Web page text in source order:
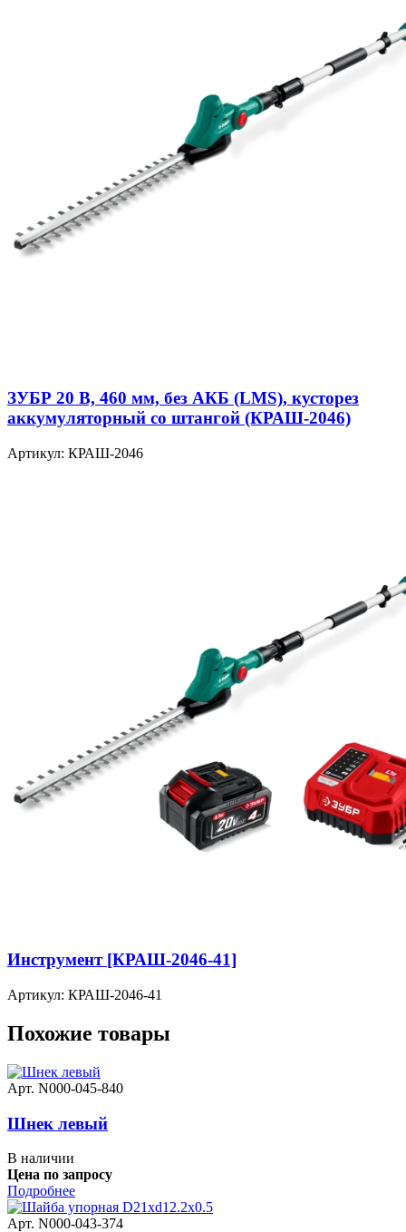
ЗУБР 20 В, 460 мм, без АКБ (LMS), кусторез
аккумуляторный со штангой (КРАШ-2046)
Артикул: КРАШ-2046
Инструмент [КРАШ-2046-41]
Артикул: КРАШ-2046-41
Похожие товары
Арт. N000-045-840
Шнек левый
В наличии
Цена по запросу
Подробнее
Арт. N000-043-374